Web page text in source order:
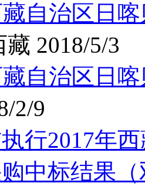
自治区日
藏 2018/5/3
自治区日
2/9
行2017年
中标结果